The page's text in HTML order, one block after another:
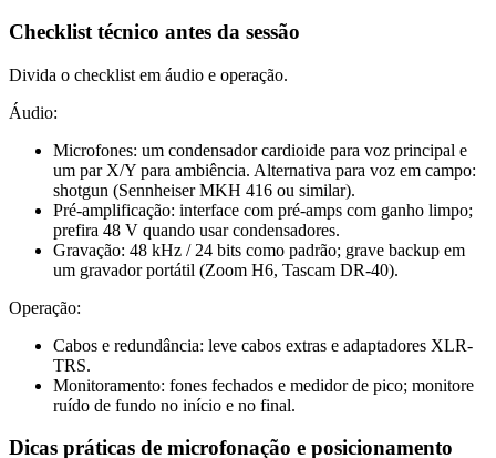
Checklist técnico antes da sessão
Divida o checklist em áudio e operação.
Áudio:
Microfones: um condensador cardioide para voz principal e
um par X/Y para ambiência. Alternativa para voz em campo:
shotgun (Sennheiser MKH 416 ou similar).
Pré-amplificação: interface com pré-amps com ganho limpo;
prefira 48 V quando usar condensadores.
Gravação: 48 kHz / 24 bits como padrão; grave backup em
um gravador portátil (Zoom H6, Tascam DR-40).
Operação:
Cabos e redundância: leve cabos extras e adaptadores XLR-
TRS.
Monitoramento: fones fechados e medidor de pico; monitore
ruído de fundo no início e no final.
Dicas práticas de microfonação e posicionamento